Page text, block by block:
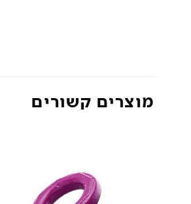
מוצרים קשורים